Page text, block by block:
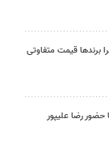
برندها قیمت متفاوتی
رضا علیپور